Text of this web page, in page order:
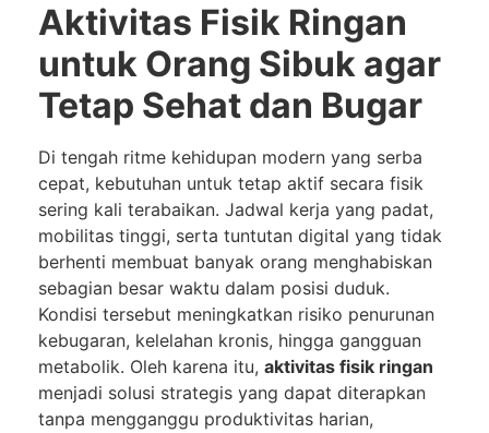
Aktivitas Fisik Ringan
untuk Orang Sibuk agar
Tetap Sehat dan Bugar
Di tengah ritme kehidupan modern yang serba
cepat, kebutuhan untuk tetap aktif secara fisik
sering kali terabaikan. Jadwal kerja yang padat,
mobilitas tinggi, serta tuntutan digital yang tidak
berhenti membuat banyak orang menghabiskan
sebagian besar waktu dalam posisi duduk.
Kondisi tersebut meningkatkan risiko penurunan
kebugaran, kelelahan kronis, hingga gangguan
metabolik. Oleh karena itu, aktivitas fisik ringan
menjadi solusi strategis yang dapat diterapkan
tanpa mengganggu produktivitas harian,